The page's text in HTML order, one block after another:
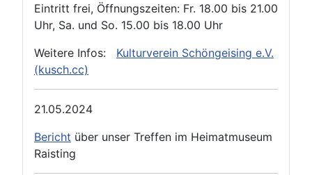
Eintritt frei, Öffnungszeiten: Fr. 18.00 bis 21.00
Uhr, Sa. und So. 15.00 bis 18.00 Uhr
Weitere Infos: Kulturverein Schöngeising e.V.
(kusch.cc)
21.05.2024
Bericht über unser Treffen im Heimatmuseum
Raisting